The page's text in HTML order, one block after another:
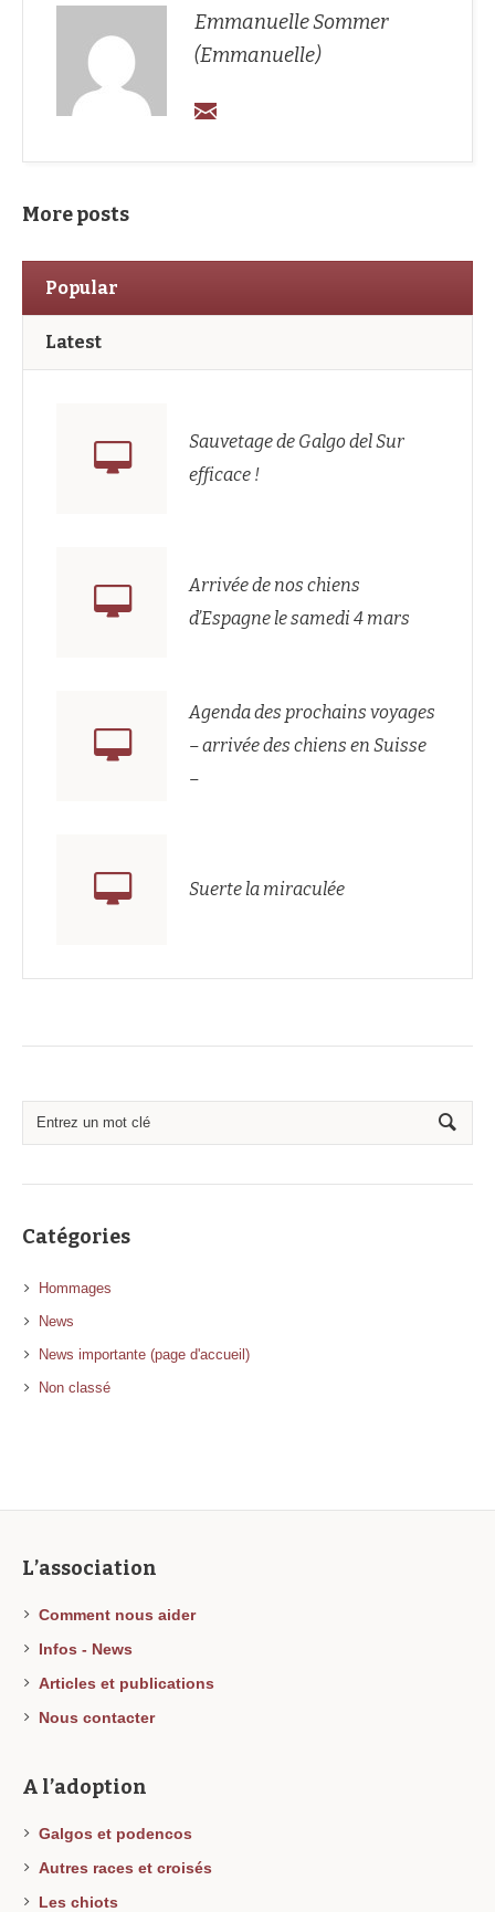
Emmanuelle Sommer
(Emmanuelle)
More posts
Popular
Latest
Sauvetage de Galgo del Sur
efficace !
Arrivée de nos chiens
d’Espagne le samedi 4 mars
Agenda des prochains voyages
– arrivée des chiens en Suisse
–
Suerte la miraculée
Catégories
Hommages
News
News importante (page d'accueil)
Non classé
L’association
Comment nous aider
Infos - News
Articles et publications
Nous contacter
A l’adoption
Galgos et podencos
Autres races et croisés
Les chiots